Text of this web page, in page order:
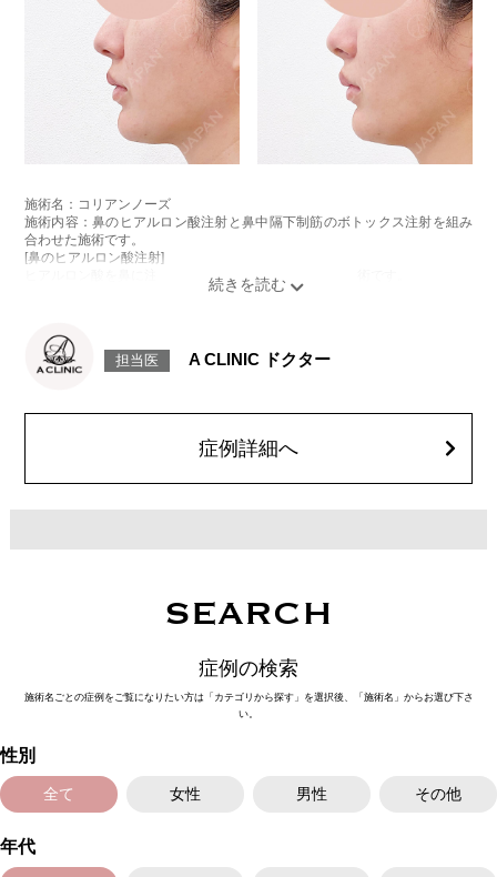
施術名：コリアンノーズ
施術内容：鼻のヒアルロン酸注射と鼻中隔下制筋のボトックス注射を組み
合わせた施術です。
[鼻のヒアルロン酸注射]
ヒアルロン酸を鼻に注入することで、鼻の形を整える施術です。
[鼻中隔下制筋のボトックス注射]
施術時間：約15分程
リスク、副作用：腫れ、赤み、内出血、痛み、突っ張り感などが生じるこ
は1〜2週間ほどお控えください。ボトックス注入後は男性は3か月、女性
は2か月避妊して頂くようお願いします。
担当医 A CLINIC ドクター
症例詳細へ
SEARCH
症例の検索
施術名ごとの症例をご覧になりたい方は「カテゴリから探す」を選択後、「施術名」からお選び下さ
い。
性別
全て 女性 男性 その他
年代